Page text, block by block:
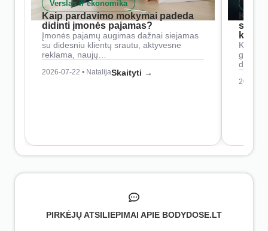
Verslas ir ekonomika
Kaip pardavimo mokymai padeda
didinti įmonės pajamas?
Įmonės pajamų augimas dažnai siejamas
su didesniu klientų srautu, aktyvesne
reklama, naujų…
2026-07-22 • NatalijaSkaityti →
Kaip
2026-
PIRKĖJŲ ATSILIEPIMAI APIE BODYDOSE.LT